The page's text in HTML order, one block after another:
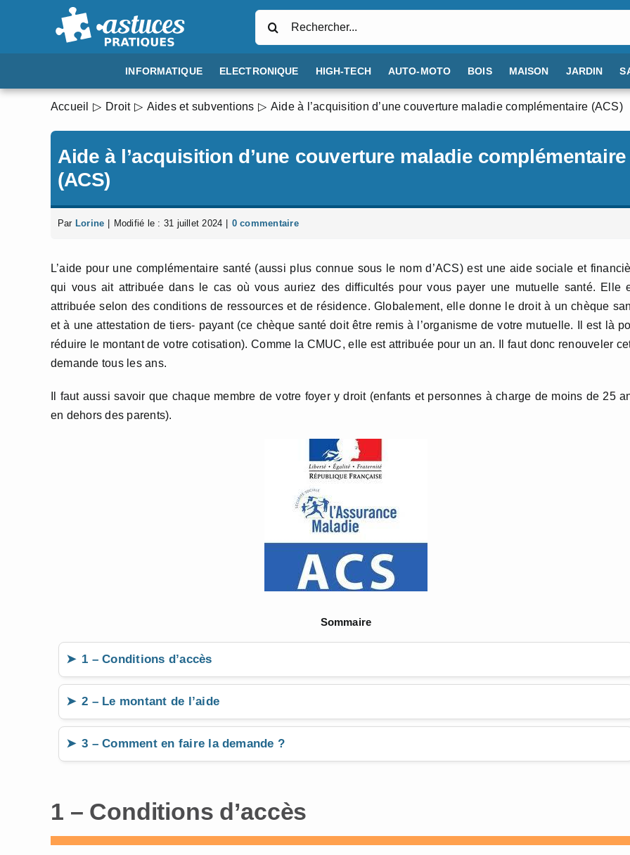
INFORMATIQUE ELECTRONIQUE HIGH-TECH AUTO-MOTO BOIS MAISON JARDIN
Accueil Droit Aides et subventions Aide à l’acquisition d’une couverture maladie complémentaire (ACS)
Aide à l’acquisition d’une couverture maladie complémentaire
(ACS)
Par Lorine Modifié le : 31 juillet 2024 0 commentaire
L’aide pour une complémentaire santé (aussi plus connue sous le nom d’ACS) est une aide sociale et
qui vous ait attribuée dans le cas où vous auriez des difficultés pour vous payer une mutuelle santé. Elle
attribuée selon des conditions de ressources et de résidence. Globalement, elle donne le droit à un chèque
et à une attestation de tiers- payant (ce chèque santé doit être remis à l’organisme de votre mutuelle. Il est là
réduire le montant de votre cotisation). Comme la CMUC, elle est attribuée pour un an. Il faut donc renouveler
demande tous les ans.
Il faut aussi savoir que chaque membre de votre foyer y droit (enfants et personnes à charge de moins de 25
en dehors des parents).
Sommaire
1 – Conditions d’accès
2 – Le montant de l’aide
3 – Comment en faire la demande ?
1 – Conditions d’accès